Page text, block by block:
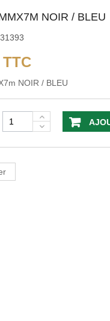
NOIR / BLEU
TTC
NOIR / BLEU